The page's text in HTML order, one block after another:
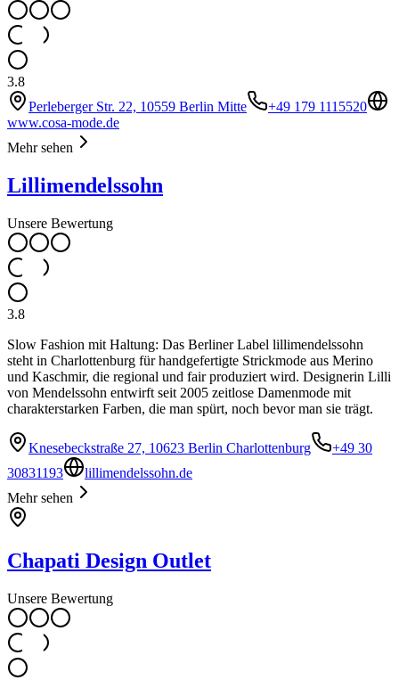
3.8
Perleberger Str. 22, 10559 Berlin Mitte
+49 179 1115520
www.cosa-mode.de
Mehr sehen
Lillimendelssohn
Unsere Bewertung
3.8
Slow Fashion mit Haltung: Das Berliner Label lillimendelssohn
steht in Charlottenburg für handgefertigte Strickmode aus Merino
und Kaschmir, die regional und fair produziert wird. Designerin Lilli
von Mendelssohn entwirft seit 2005 zeitlose Damenmode mit
charakterstarken Farben, die man spürt, noch bevor man sie trägt.
Knesebeckstraße 27, 10623 Berlin Charlottenburg
+49 30
30831193
lillimendelssohn.de
Mehr sehen
Chapati Design Outlet
Unsere Bewertung